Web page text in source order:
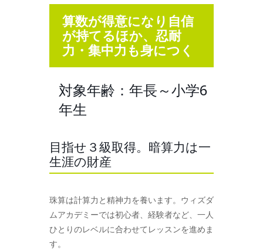
算数が得意になり自信
が持てるほか、忍耐
力・集中力も身につく
対象年齢：年長～小学6
年生
目指せ３級取得。暗算力は一
生涯の財産
珠算は計算力と精神力を養います。ウィズダ
ムアカデミーでは初心者、経験者など、一人
ひとりのレベルに合わせてレッスンを進めま
す。